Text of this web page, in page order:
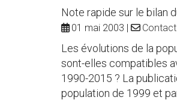
Note rapide sur le bilan
01 mai 2003 Contact
Les évolutions de la
sont-elles compatibles
1990-2015 ? La
population de 1999 et